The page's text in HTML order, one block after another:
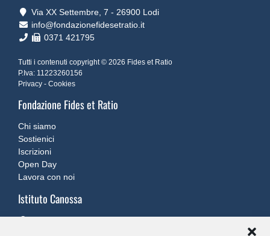
Via XX Settembre, 7 ‐ 26900 Lodi
info@fondazionefidesetratio.it
0371 421795
Tutti i contenuti copyright © 2026 Fides et Ratio
P.Iva: 11223260156
Privacy - Cookies
Fondazione Fides et Ratio
Chi siamo
Sostienici
Iscrizioni
Open Day
Lavora con noi
Istituto Canossa
Via XX Settembre, 7 ‐ 26900 Lodi